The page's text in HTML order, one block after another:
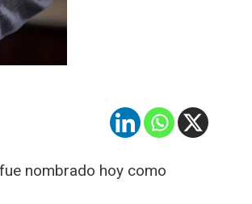
nombrado hoy como